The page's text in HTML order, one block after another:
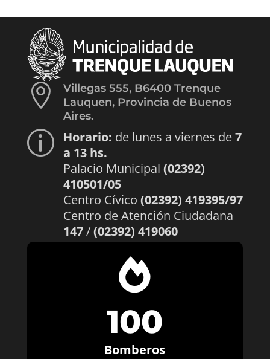

Villegas 555, B6400 Trenque
Lauquen, Provincia de Buenos
Aires.
p Horario: de lunes a viernes de7
a 13 hs.
Palacio Municipal (02392)
410501/05
Centro Cívico (02392) 419395/97
Centro de Atención Ciudadana
147/(02392) 419060

100
Bomberos